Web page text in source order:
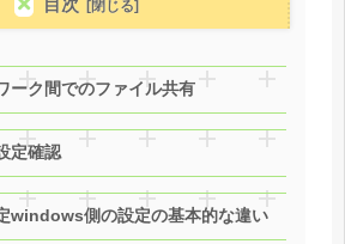
ーク間でのファイル共有
定確認
windows側の設定の基本的な違い